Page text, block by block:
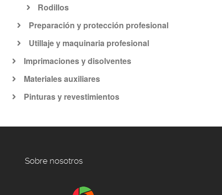
Rodillos
Preparación y protección profesional
Utillaje y maquinaria profesional
Imprimaciones y disolventes
Materiales auxiliares
Pinturas y revestimientos
Sobre nosotros